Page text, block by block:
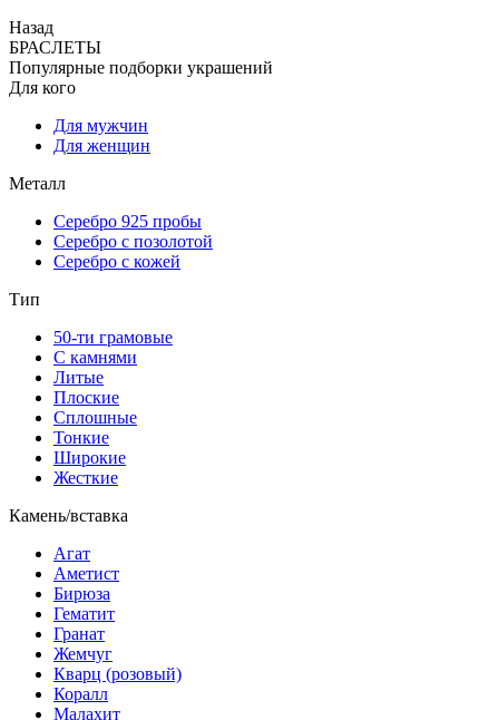
Назад
БРАСЛЕТЫ
Популярные подборки украшений
Для кого
Для мужчин
Для женщин
Металл
Серебро 925 пробы
Серебро с позолотой
Серебро с кожей
Тип
50-ти грамовые
С камнями
Литые
Плоские
Сплошные
Тонкие
Широкие
Жесткие
Камень/вставка
Агат
Аметист
Бирюза
Гематит
Гранат
Жемчуг
Кварц (розовый)
Коралл
Малахит